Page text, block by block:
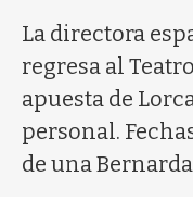
La directora
regresa al
apuesta de
personal.
de una